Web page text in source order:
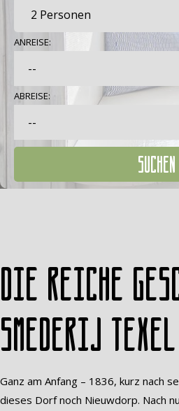
ANREISE:
ABREISE:
SUCHEN
Die reiche
Smederij Texel
Ganz am Anfang – 1836, kurz nach
dieses Dorf noch Nieuwdorp. Nach